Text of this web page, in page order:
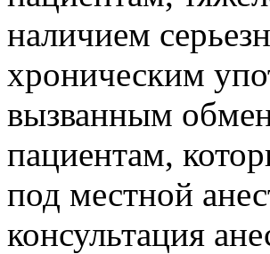
наличием
хроническим
вызванным
пациентам,
под местной
консультация